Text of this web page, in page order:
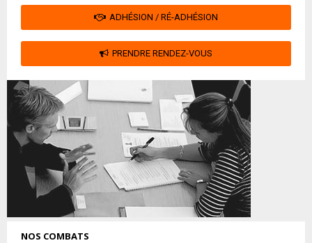
ADHÉSION / RÉ-ADHÉSION
PRENDRE RENDEZ-VOUS
NOS COMBATS